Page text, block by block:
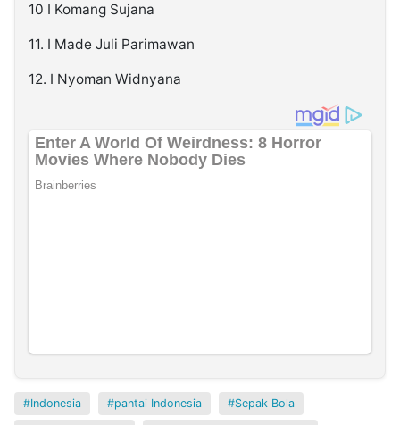
10 I Komang Sujana
11. I Made Juli Parimawan
12. I Nyoman Widnyana
Indonesia pantai Indonesia Sepak Bola